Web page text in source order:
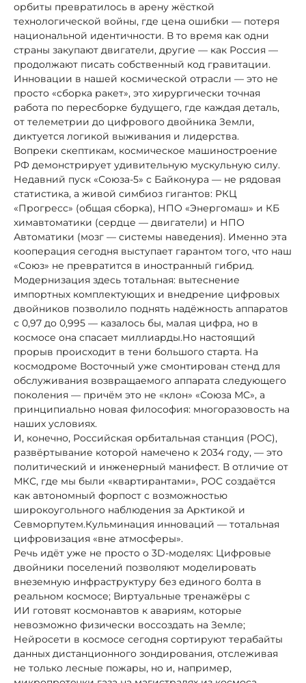
орбиты превратилось в арену жёсткой
технологической войны, где цена ошибки — потеря
национальной идентичности. В то время как одни
страны закупают двигатели, другие — как Россия —
продолжают писать собственный код гравитации.
Инновации в нашей космической отрасли — это не
просто «сборка ракет», это хирургически точная
работа по пересборке будущего, где каждая деталь,
от телеметрии до цифрового двойника Земли,
диктуется логикой выживания и лидерства.
Вопреки скептикам, космическое машиностроение
РФ демонстрирует удивительную мускульную силу.
Недавний пуск «Союза-5» с Байконура — не рядовая
статистика, а живой симбиоз гигантов: РКЦ
«Прогресс» (общая сборка), НПО «Энергомаш» и КБ
химавтоматики (сердце — двигатели) и НПО
Автоматики (мозг — системы наведения). Именно эта
кооперация сегодня выступает гарантом того, что наш
«Союз» не превратится в иностранный гибрид.
Модернизация здесь тотальная: вытеснение
импортных комплектующих и внедрение цифровых
двойников позволило поднять надёжность аппаратов
с 0,97 до 0,995 — казалось бы, малая цифра, но в
космосе она спасает миллиарды.Но настоящий
прорыв происходит в тени большого старта. На
космодроме Восточный уже смонтирован стенд для
обслуживания возвращаемого аппарата следующего
поколения — причём это не «клон» «Союза МС», а
принципиально новая философия: многоразовость на
наших условиях.
И, конечно, Российская орбитальная станция (РОС),
развёртывание которой намечено к 2034 году, — это
политический и инженерный манифест. В отличие от
МКС, где мы были «квартирантами», РОС создаётся
как автономный форпост с возможностью
широкоугольного наблюдения за Арктикой и
Севморпутем.Кульминация инноваций — тотальная
цифровизация «вне атмосферы».
Речь идёт уже не просто о 3D-моделях: Цифровые
двойники поселений позволяют моделировать
внеземную инфраструктуру без единого болта в
реальном космосе; Виртуальные тренажёры с
ИИ готовят космонавтов к авариям, которые
невозможно физически воссоздать на Земле;
Нейросети в космосе сегодня сортируют терабайты
данных дистанционного зондирования, отслеживая
не только лесные пожары, но и, например,